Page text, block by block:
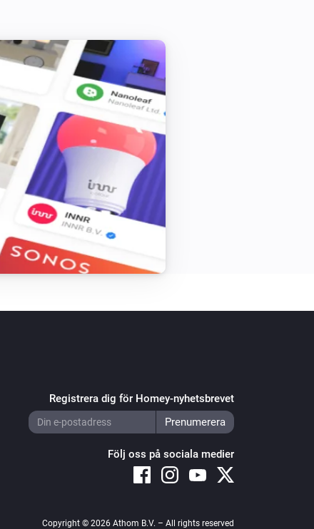
Registrera dig för Homey-nyhetsbrevet
Följ oss på sociala medier
Copyright © 2026 Athom B.V. – All rights reserved